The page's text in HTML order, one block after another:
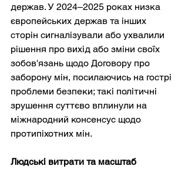
держав. У 2024–2025 роках низка
європейських держав та інших
сторін сигналізували або ухвалили
рішення про вихід або зміни своїх
зобов'язань щодо Договору про
заборону мін, посилаючись на гострі
проблеми безпеки; такі політичні
зрушення суттєво вплинули на
міжнародний консенсус щодо
протипіхотних мін.
Людські витрати та масштаб